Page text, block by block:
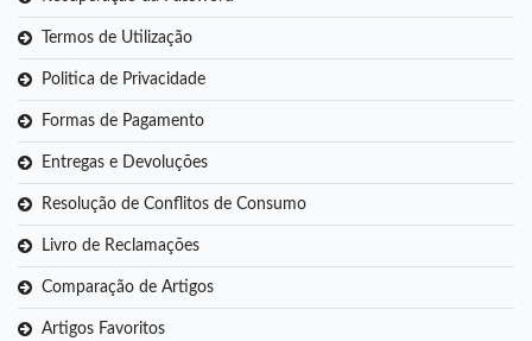
Termos de Utilização
Politica de Privacidade
Formas de Pagamento
Entregas e Devoluções
Resolução de Conflitos de Consumo
Livro de Reclamações
Comparação de Artigos
Artigos Favoritos